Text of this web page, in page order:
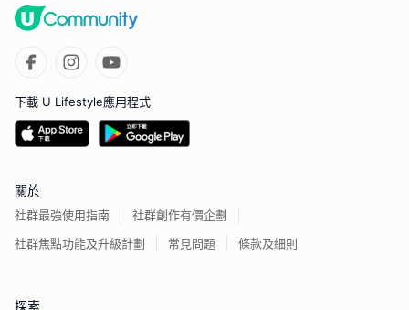
下載 U Lifestyle應用程式
關於
社群最強使用指南
社群創作有價企劃
社群焦點功能及升級計劃
常見問題 條款及細則
探索